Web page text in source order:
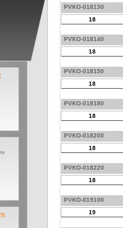
PVKO-018130
18
PVKO-018140
18
PVKO-018150
18
PVKO-018180
18
PVKO-018200
18
PVKO-018220
18
PVKO-019100
19